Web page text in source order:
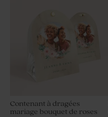
Contenant à dragées
mariage bouquet de roses